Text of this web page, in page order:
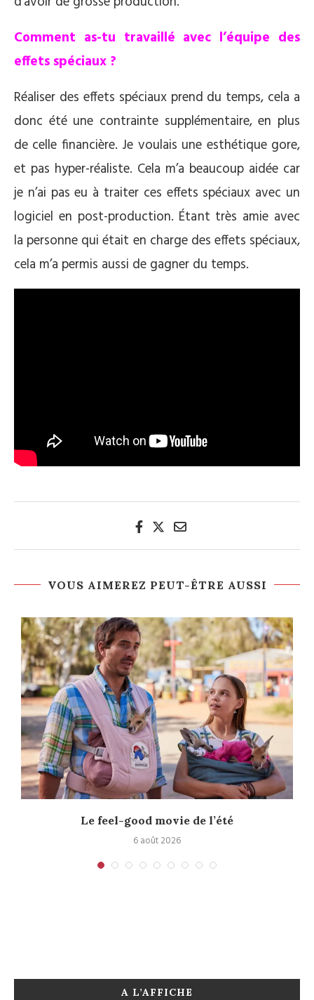
Comment as-tu travaillé avec l’équipe des
effets spéciaux ?
Réaliser des effets spéciaux prend du temps, cela a
donc été une contrainte supplémentaire, en plus
de celle financière. Je voulais une esthétique gore,
et pas hyper-réaliste. Cela m’a beaucoup aidée car
je n’ai pas eu à traiter ces effets spéciaux avec un
logiciel en post-production. Étant très amie avec
la personne qui était en charge des effets spéciaux,
cela m’a permis aussi de gagner du temps.
VOUS AIMEREZ PEUT-ÊTRE AUSSI
Le feel-good movie de l’été
6 août 2026
A L’AFFICHE